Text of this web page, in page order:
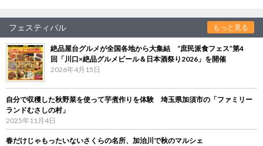
フェスティバル もっと見る
絶品屋台グルメが全国各地から大集結 “庶民派食フェス”第4
回「川口×絶品グルメビール＆日本酒祭り2026」を開催
2026年4月15日
自分で収穫した秋野菜を使って芋煮作りを体験 埼玉県加須市の「ファミリー
ランドむさしの村」
2025年11月4日
春だけじゃもったいないさくらの名所、加治川で秋のマルシェ